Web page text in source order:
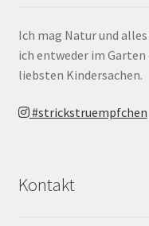
Ich mag Natur und
ich entweder im
liebsten Kindersachen.
#strickstruempfchen
Kontakt